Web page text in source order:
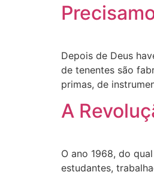
Depois de Deus
de tenentes são
primas, de
A
O ano 1968, do
estudantes,